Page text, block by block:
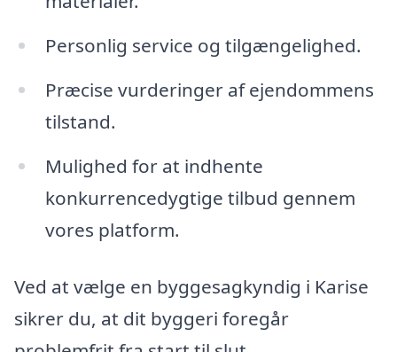
Personlig service og tilgængelighed.
Præcise vurderinger af ejendommens
tilstand.
Mulighed for at indhente
konkurrencedygtige tilbud gennem
vores platform.
Ved at vælge en byggesagkyndig i Karise
sikrer du, at dit byggeri foregår